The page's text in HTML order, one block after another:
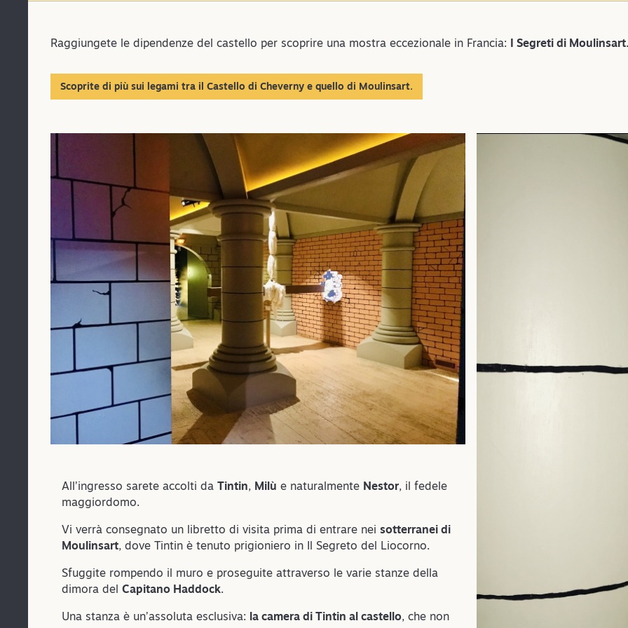
Raggiungete le dipendenze del castello per scoprire una mostra eccezionale in Francia: I Segreti di Moulinsart
Scoprite di più sui legami tra il Castello di Cheverny e quello di Moulinsart.
All’ingresso sarete accolti daTintin, Milù e naturalmente Nestor, il fedele
maggiordomo.
Vi verrà consegnato un libretto di visita prima di entrare neisotterranei di
Moulinsart, dove Tintin è tenuto prigioniero in Il Segreto del Liocorno.
Sfuggite rompendo il muro e proseguite attraverso le varie stanze della
dimora delCapitano Haddock.
Una stanza è un’assoluta esclusiva: la camera di Tintin al castello, che non